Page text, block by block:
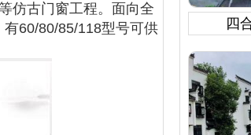
仿古门窗工程。面向全
60/80/85/118型号可供
四